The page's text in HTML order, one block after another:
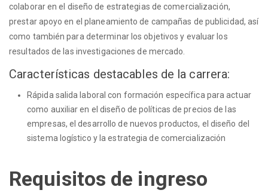
colaborar en el diseño de estrategias de comercialización,
prestar apoyo en el planeamiento de campañas de publicidad, así
como también para determinar los objetivos y evaluar los
resultados de las investigaciones de mercado.
Características destacables de la carrera:
Rápida salida laboral con formación específica para actuar
como auxiliar en el diseño de políticas de precios de las
empresas, el desarrollo de nuevos productos, el diseño del
sistema logístico y la estrategia de comercialización
Requisitos de ingreso